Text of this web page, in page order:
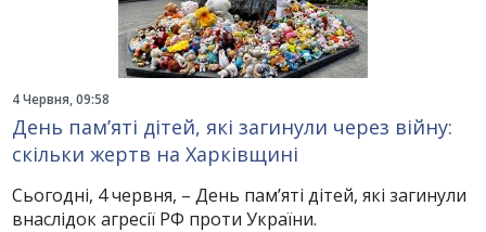
4 Червня, 09:58
День пам’яті дітей, які загинули через війну:
скільки жертв на Харківщині
Сьогодні, 4 червня, – День пам’яті дітей, які загинули
внаслідок агресії РФ проти України.